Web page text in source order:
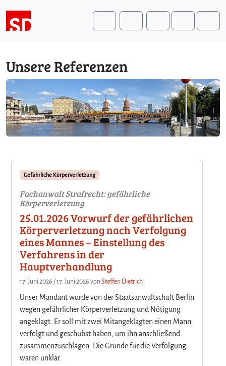
Search
Unsere Referenzen
Gefährliche Körperverletzung
Fachanwalt Strafrecht: gefährliche
Körperverletzung
25.01.2026 Vorwurf der gefährlichen
Körperverletzung nach Verfolgung
eines Mannes – Einstellung des
Verfahrens in der
Hauptverhandlung
17. Juni 2026 /17. Juni 2026 vonSteffen Dietrich
Unser Mandant wurde von der Staatsanwaltschaft Berlin
wegen gefährlicher Körperverletzung und Nötigung
angeklagt. Er soll mit zwei Mitangeklagten einen Mann
verfolgt und geschubst haben, um ihn anschließend
zusammenzuschlagen. Die Gründe für die Verfolgung
waren unklar.